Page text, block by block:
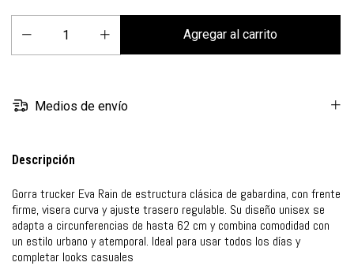
Medios de envío
Descripción
Gorra trucker Eva Rain de estructura clásica de gabardina, con frente
firme, visera curva y ajuste trasero regulable. Su diseño unisex se
adapta a circunferencias de hasta 62 cm y combina comodidad con
un estilo urbano y atemporal. Ideal para usar todos los días y
completar looks casuales